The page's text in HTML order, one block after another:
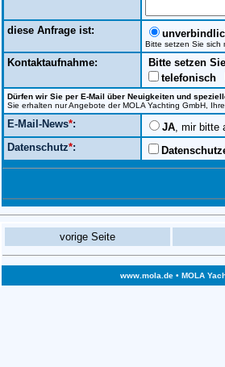
diese Anfrage ist:
Bitte setzen Sie sich
Kontaktaufnahme:
Bitte setzen
telefonisch
Dürfen wir Sie per E-Mail über Neuigkeiten und
Sie erhalten nur Angebote der MOLA Yachting GmbH,
E-Mail-News*: JA, mir bitte
Datenschutz*:
vorige Seite
www.mola.de• MOLA